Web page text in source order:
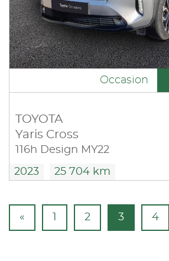
Occasion
TOYOTA
Yaris Cross
116h Design MY22
2023 25 704 km
« 2 3 4